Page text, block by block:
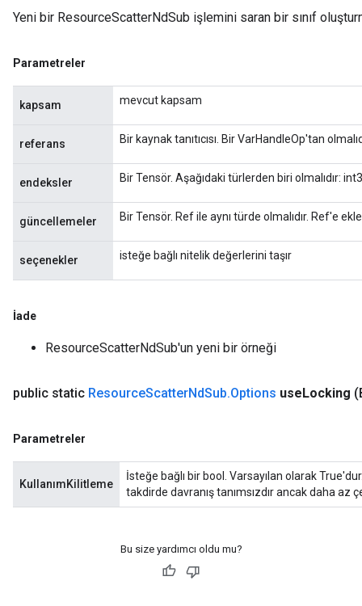
Yeni bir ResourceScatterNdSub işlemini saran bir sınıf
Parametreler
kapsam mevcut kapsam
referans Bir kaynak tanıtıcısı. Bir VarHandleOp'tan
endeksler Bir Tensör. Aşağıdaki türlerden biri olmalıdır:
güncellemeler Bir Tensör. Ref ile aynı türde olmalıdır. Ref'e
seçenekler isteğe bağlı nitelik değerlerini taşır
İade
ResourceScatterNdSub'un yeni bir örneği
public static ResourceScatterNdSub.Options useLocking
Parametreler
KullanımKilitleme
İsteğe bağlı bir bool. Varsayılan olarak
takdirde davranış tanımsızdır ancak daha az
Bu size yardımcı oldu mu?